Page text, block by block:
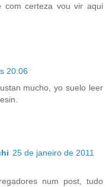
com certeza vou vir aqui
20:06
mucho, yo suelo leer
25 de janeiro de 2011
num post, tudo